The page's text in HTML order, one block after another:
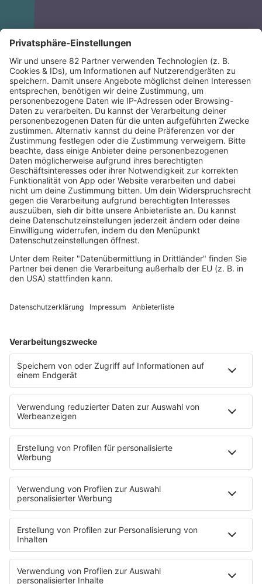
Home
Sendeplan
90s90s-Team
Rob Green Morning
Robs MIX UP
Radios
90s90s RADIO
90s90s DANCE RADIO
90s00s MILLENNIUM RADIO
Boygroups
Clubhits
Dinnerparty
Grunge
House
Loveparade
Lovesongs
Rave
Reggae
Rock
Sommerhits
Techno
TECHNO ESSENTIALS by Tom Wax
Trance
90s90s BW
Podcast